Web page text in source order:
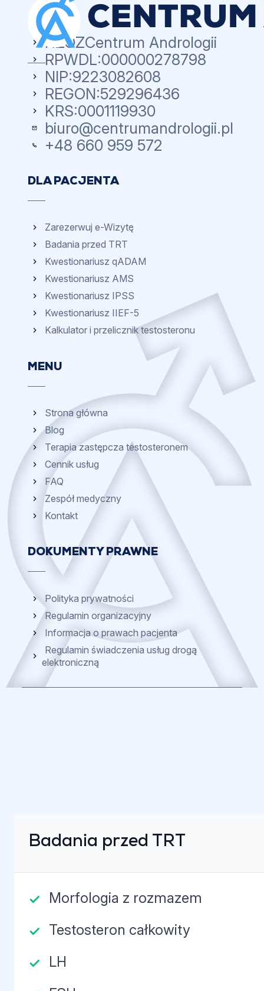
NZOZCentrum Andrologii
RPWDL:000000278798
NIP:9223082608
REGON:529296436
KRS:0001119930
biuro@centrumandrologii.pl
+48 660 959 572
DLA PACJENTA
Zarezerwuj e-Wizytę
Badania przed TRT
Kwestionariusz qADAM
Kwestionariusz AMS
Kwestionariusz IPSS
Kwestionariusz IIEF-5
Kalkulator i przelicznik testosteronu
MENU
Strona główna
Blog
Terapia zastępcza testosteronem
Cennik usług
FAQ
Zespół medyczny
Kontakt
DOKUMENTY PRAWNE
Polityka prywatności
Regulamin organizacyjny
Informacja o prawach pacjenta
Regulamin świadczenia usług drogą
elektroniczną
Badania przed TRT
Morfologia z rozmazem
Testosteron całkowity
LH